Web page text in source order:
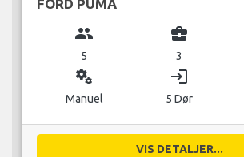
FORD PUMA
group
5
business_center
3
miscellaneous_services
Manuel
login
5 Dør
VIS DETALJER...